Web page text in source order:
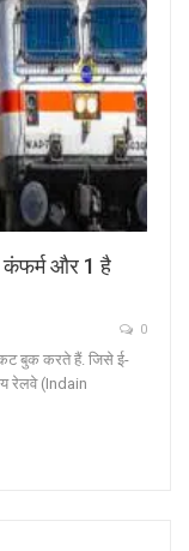
कंफर्म और 1 है
0
बुक करते हैं. जिसे ई-
रेलवे (Indain